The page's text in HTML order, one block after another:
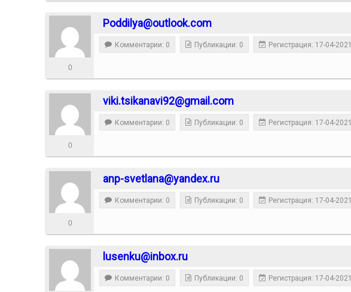
Poddilya@outlook.com
0
Комментарии: 0 Публикации: 0 Регистрация: 17-04-2021
viki.tsikanavi92@gmail.com
0
Комментарии: 0 Публикации: 0 Регистрация: 17-04-2021
anp-svetlana@yandex.ru
0
Комментарии: 0 Публикации: 0 Регистрация: 17-04-2021
lusenku@inbox.ru
Комментарии: 0 Публикации: 0 Регистрация: 17-04-2021